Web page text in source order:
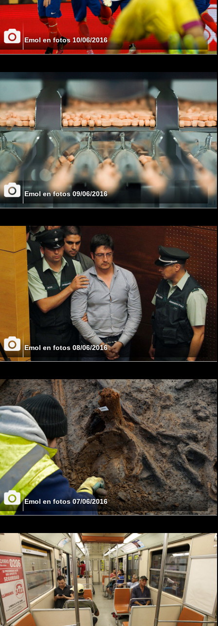
Emol en fotos 10/06/2016
Emol en fotos 09/06/2016
Emol en fotos 08/06/2016
Emol en fotos 07/06/2016